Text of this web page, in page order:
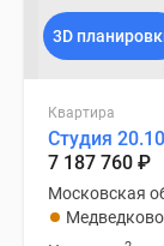
3D
Квартира
Студия
7 187 760 ₽
Московская
Медведково